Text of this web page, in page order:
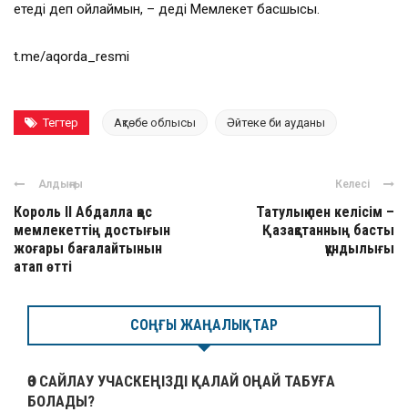
етеді деп ойлаймын, – деді Мемлекет басшысы.
t.me/aqorda_resmi
Тегтер Ақтөбе облысы Әйтеке би ауданы
Алдыңғы
Король ІІ Абдалла қос
мемлекеттің достығын
жоғары бағалайтынын
атап өтті
Келесі
Татулық пен келісім –
Қазақстанның басты
құндылығы
СОҢҒЫ ЖАҢАЛЫҚТАР
ӨЗ САЙЛАУ УЧАСКЕҢІЗДІ ҚАЛАЙ ОҢАЙ ТАБУҒА
БОЛАДЫ?